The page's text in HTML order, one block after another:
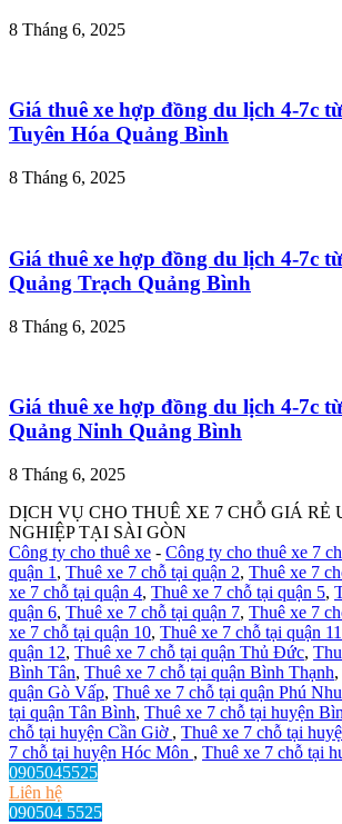
8 Tháng 6, 2025
Giá thuê xe hợp đồng du lịch 4-7c
Tuyên Hóa Quảng Bình
8 Tháng 6, 2025
Giá thuê xe hợp đồng du lịch 4-7c
Quảng Trạch Quảng Bình
8 Tháng 6, 2025
Giá thuê xe hợp đồng du lịch 4-7c
Quảng Ninh Quảng Bình
8 Tháng 6, 2025
DỊCH VỤ CHO THUÊ XE 7 CHỖ GIÁ RẺ
NGHIỆP TẠI SÀI GÒN
Công ty cho thuê xe - Công ty cho thuê xe 7
quận 1 , Thuê xe 7 chỗ tại quận 2, Thuê xe 7
xe 7 chỗ tại quận 4, Thuê xe 7 chỗ tại quận 5,
quận 6, Thuê xe 7 chỗ tại quận 7, Thuê xe 7
xe 7 chỗ tại quận 10, Thuê xe 7 chỗ tại quận 11
quận 12, Thuê xe 7 chỗ tại quận Thủ Đức,
Bình Tân, Thuê xe 7 chỗ tại quận Bình Thạnh,
quận Gò Vấp, Thuê xe 7 chỗ tại quận Phú
tại quận Tân Bình, Thuê xe 7 chỗ tại huyện
chỗ tại huyện Cần Giờ , Thuê xe 7 chỗ tại
7 chỗ tại huyện Hóc Môn , Thuê xe 7 chỗ tại
0905045525
Liên hệ
090504 5525